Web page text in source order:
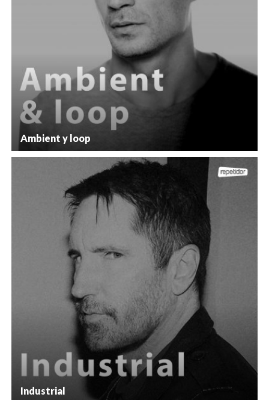
Ambient y loop
Industrial